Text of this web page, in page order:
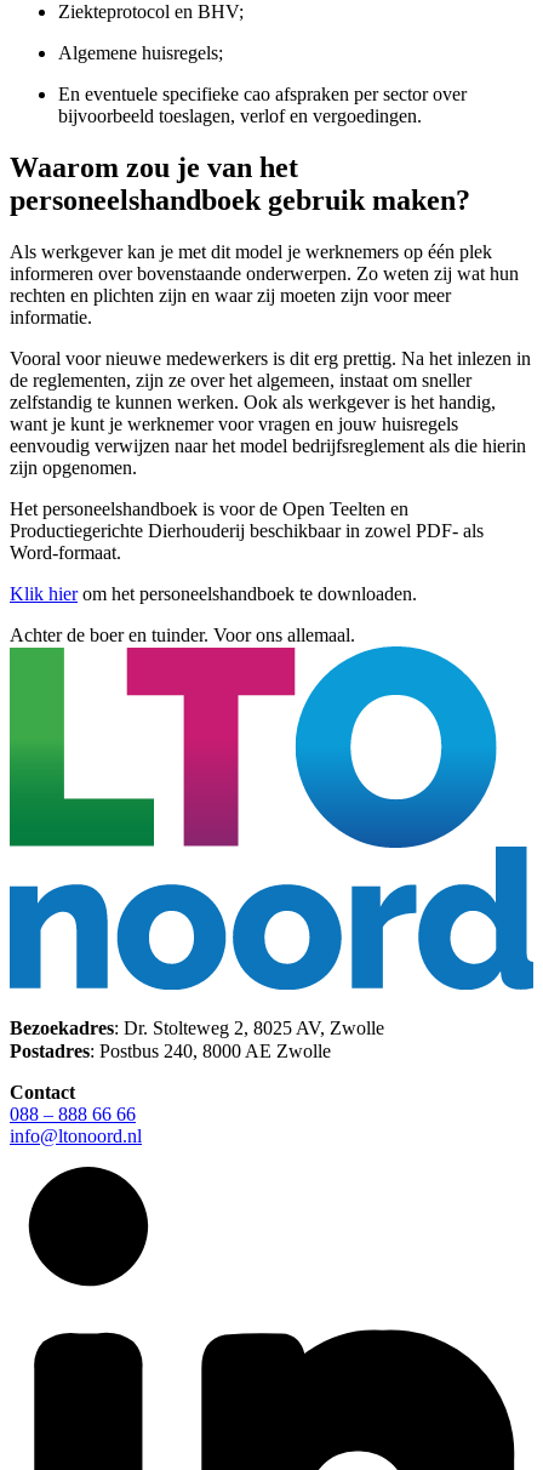
Ziekteprotocol en BHV;
Algemene huisregels;
En eventuele specifieke cao afspraken per sector over
bijvoorbeeld toeslagen, verlof en vergoedingen.
Waarom zou je van het
personeelshandboek gebruik maken?
Als werkgever kan je met dit model je werknemers op één plek
informeren over bovenstaande onderwerpen. Zo weten zij wat hun
rechten en plichten zijn en waar zij moeten zijn voor meer
informatie.
Vooral voor nieuwe medewerkers is dit erg prettig. Na het inlezen in
de reglementen, zijn ze over het algemeen, instaat om sneller
zelfstandig te kunnen werken. Ook als werkgever is het handig,
want je kunt je werknemer voor vragen en jouw huisregels
eenvoudig verwijzen naar het model bedrijfsreglement als die hierin
zijn opgenomen.
Het personeelshandboek is voor de Open Teelten en
Productiegerichte Dierhouderij beschikbaar in zowel PDF- als
Word-formaat.
Klik hierom het personeelshandboek te downloaden.
Achter de boer en tuinder. Voor ons allemaal.
Bezoekadres: Dr. Stolteweg 2, 8025 AV, Zwolle
Postadres: Postbus 240, 8000 AE Zwolle
Contact
088 – 888 66 66
info@ltonoord.nl